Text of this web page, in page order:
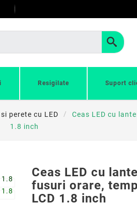
Resigilate Suport
perete cu LED
Ceas LED cu
1.8 inch
Ceas LED cu
fusuri orare,
LCD 1.8 inch